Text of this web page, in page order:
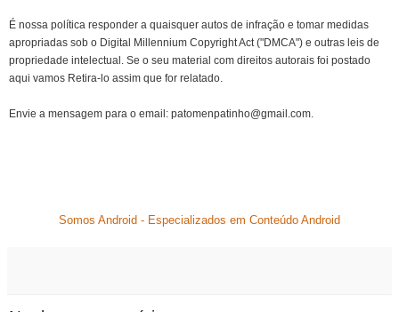
É nossa política responder a quaisquer autos de infração e tomar medidas
apropriadas sob o Digital Millennium Copyright Act ("DMCA") e outras leis de
propriedade intelectual. Se o seu material com direitos autorais foi postado
aqui vamos Retira-lo assim que for relatado.
Envie a mensagem para o email: patomenpatinho@gmail.com.
Somos Android - Especializados em Conteúdo Android